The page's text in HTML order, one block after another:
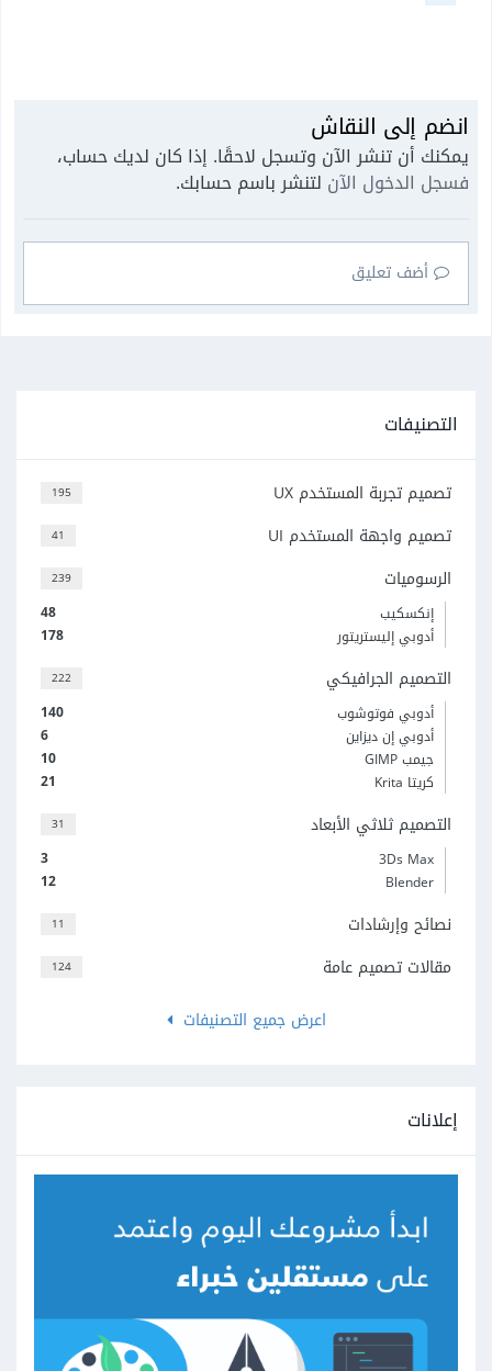
انضم إلى النقاش
يمكنك أن تنشر الآن وتسجل لاحقًا. إذا كان لديك حساب،
فسجل الدخول الآن لتنشر باسم حسابك.
أضف تعليق
التصنيفات
195 تصميم تجربة المستخدم UX
41 تصميم واجهة المستخدم UI
239 الرسوميات
48
إنكسكيب
178
أدوبي إليستريتور
222 التصميم الجرافيكي
140
أدوبي فوتوشوب
6
أدوبي إن ديزاين
10
جيمب GIMP
21
كريتا Krita
31 التصميم ثلاثي الأبعاد
3
3Ds Max
12
Blender
11 نصائح وإرشادات
124
مقالات تصميم عامة
اعرض جميع التصنيفات
إعلانات